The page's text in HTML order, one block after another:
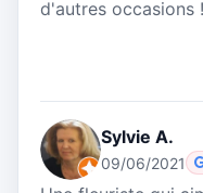
d'autres occasions
Sylvie A.
09/06/2021